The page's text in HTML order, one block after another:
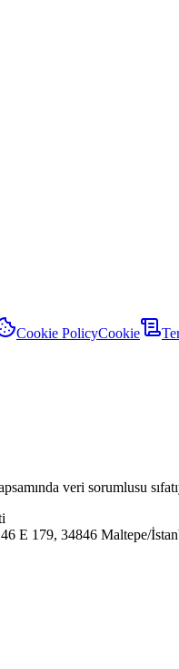
Cookie PolicyCookie
veri sorumlusu
E 179, 34846 Maltepe/